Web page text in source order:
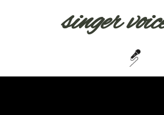
singer